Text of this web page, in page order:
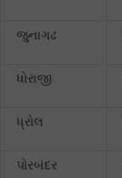
જુનાગઢ
ધોરાજી
ધ્રોલ
પોરબંદર